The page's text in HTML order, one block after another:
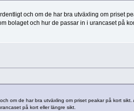
och om de har bra utväxling om priset
bolaget och hur de passar in i urancaset på
om de har bra utväxling om priset peakar på kort sikt.
på kort eller längre sikt.